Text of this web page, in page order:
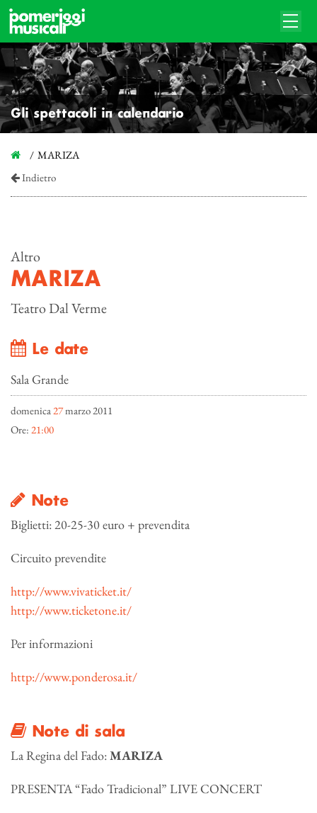
Gli spettacoli in calendario
MARIZA
Indietro
Altro
MARIZA
Teatro Dal Verme
Le date
Sala Grande
domenica27marzo 2011
Ore: 21:00
Note
Biglietti: 20-25-30 euro + prevendita
Circuito prevendite
http://www.vivaticket.it/
http://www.ticketone.it/
Per informazioni
http://www.ponderosa.it/
Note di sala
La Regina del Fado:MARIZA
PRESENTA “Fado Tradicional” LIVE CONCERT